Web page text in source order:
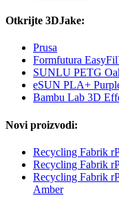
Otkrijte 3DJake:
Prusa
Formfutura
SUNLU PETG
eSUN PLA+
Bambu Lab 3D
Novi proizvodi:
Recycling Fabrik
Recycling Fabrik
Recycling Fabrik
Amber